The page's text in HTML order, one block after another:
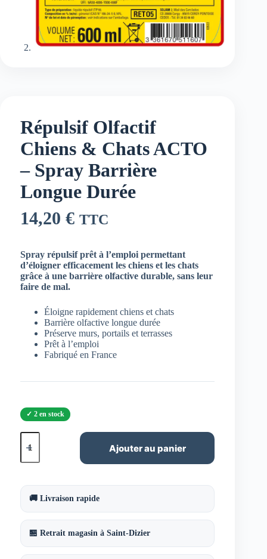
Répulsif Olfactif
Chiens & Chats ACTO
– Spray Barrière
Longue Durée
14,20 € TTC
Spray répulsif prêt à l’emploi permettant
d’éloigner efficacement les chiens et les chats
grâce à une barrière olfactive durable, sans leur
faire de mal.
Éloigne rapidement chiens et chats
Barrière olfactive longue durée
Préserve murs, portails et terrasses
Prêt à l’emploi
Fabriqué en France
2 en stock
quantité
de
&
Chats
ACTO
Spray
Barrière
Longue
Ajouter au panier
🚚 Livraison rapide
🏪 Retrait magasin à Saint-Dizier